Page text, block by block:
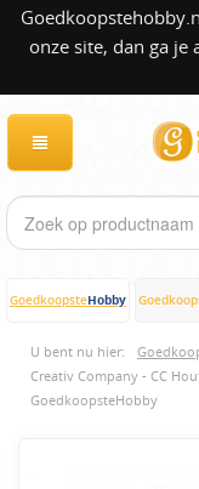
onze site, dan ga je
GoedkoopsteHobby
U bent nu hier:
Creativ Company - CC
GoedkoopsteHobby